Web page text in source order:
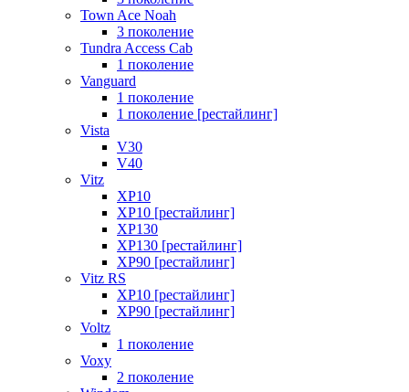
Town Ace Noah
3 поколение
Tundra Access Cab
1 поколение
Vanguard
1 поколение
1 поколение [рестайлинг]
Vista
V30
V40
Vitz
XP10
XP10 [рестайлинг]
XP130
XP130 [рестайлинг]
XP90 [рестайлинг]
Vitz RS
XP10 [рестайлинг]
XP90 [рестайлинг]
Voltz
1 поколение
Voxy
2 поколение